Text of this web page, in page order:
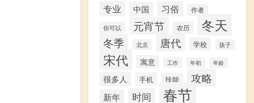
专业 中国 习俗 作者
你可以 元宵节 农历 冬天
冬季 北京 唐代 学校 孩子
宋代 寓意 工作 年初 年龄
很多人 手机 技能 攻略
新年 时间 春节